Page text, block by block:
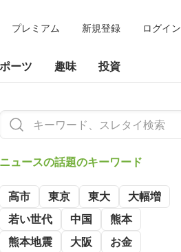
プレミアム 新規登録 ログイン
ーツ 趣味 投資
ニュースの話題のキーワード
高市 東京 東大
大幅増
若い世代
中国
熊本
熊本地震
大阪
お金